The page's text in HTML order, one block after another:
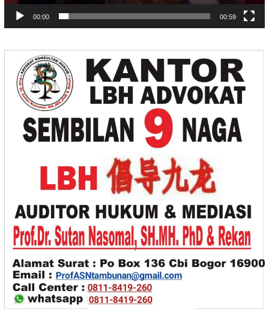
00:00 00:59